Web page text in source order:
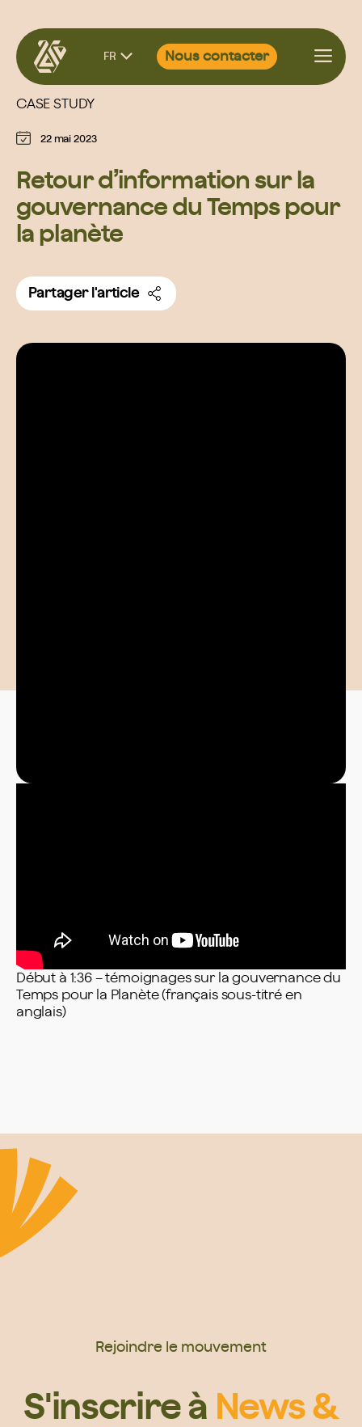
Aller
contenu
Nous contacter
FR
Retour d’information sur la
gouvernance du Temps pour
la planète
Partager l'article
CASE STUDY
22 mai 2023
Début à 1:36 – témoignages sur la gouvernance du
Temps pour la Planète (français sous-titré en
anglais)
Rejoindre le mouvement
S'inscrire à News &